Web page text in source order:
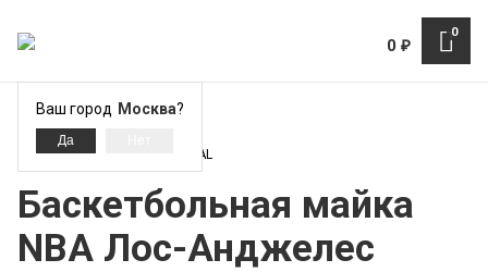
0
0 ₽
Ваш город Москва?
Лос-Анджелес Лейкерс - LAL
Баскетбольная майка
NBA Лос-Анджелес